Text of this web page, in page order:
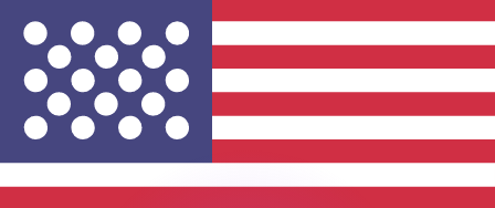
Gebühren. Heute herunterladen!